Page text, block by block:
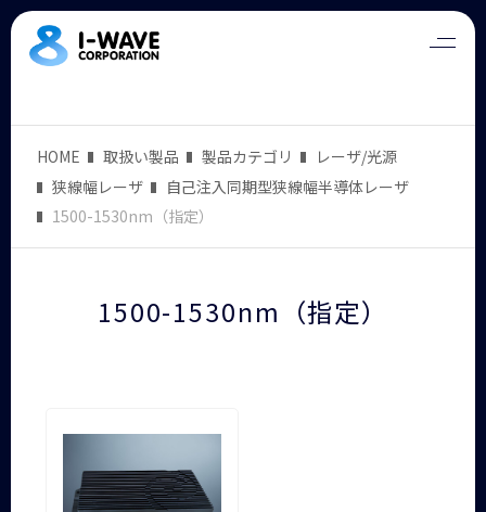
HOME 取扱い製品 製品カテゴリ
レーザ/光源
狭線幅レーザ
自己注入同期型狭線幅半導体レーザ
1500-1530nm（指定）
1500-1530nm（指定）